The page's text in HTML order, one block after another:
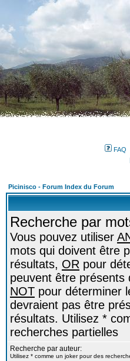
FAQ
Picinisco - Forum Index du Forum
Recherche par
Vous pouvez utiliser
mots qui doivent être
résultats, OR pour
peuvent être présents
NOT pour déterminer
devraient pas être
résultats. Utilisez *
recherches partielles
Recherche par auteur:
Utilisez * comme un joker pour des